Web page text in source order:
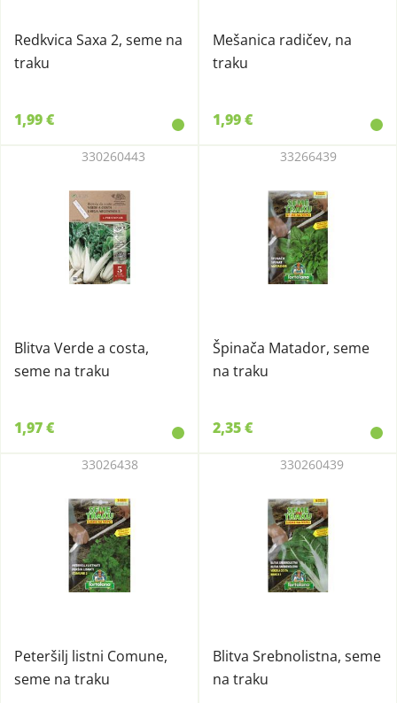
Redkvica Saxa 2, seme na
traku
1,99 €
Mešanica radičev, na
traku
1,99 €
Blitva Verde a costa,
seme na traku
330260443
1,97 €
Špinača Matador, seme
na traku
33266439
2,35 €
Peteršilj listni Comune,
seme na traku
33026438
Blitva Srebnolistna, seme
na traku
330260439